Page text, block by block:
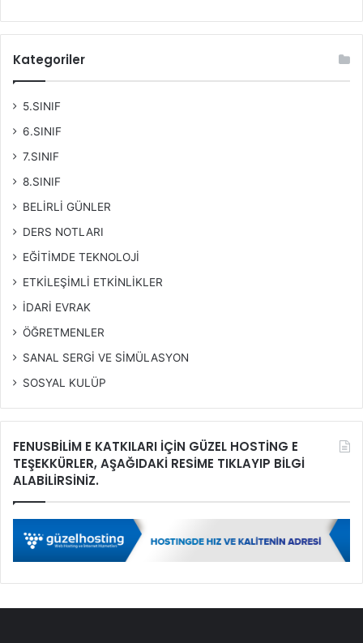
Kategoriler
5.SINIF
6.SINIF
7.SINIF
8.SINIF
BELİRLİ GÜNLER
DERS NOTLARI
EĞİTİMDE TEKNOLOJİ
ETKİLEŞİMLİ ETKİNLİKLER
İDARİ EVRAK
ÖĞRETMENLER
SANAL SERGİ VE SİMÜLASYON
SOSYAL KULÜP
FENUSBİLİM E KATKILARI İÇİN GÜZEL HOSTİNG E
TEŞEKKÜRLER, AŞAĞIDAKİ RESİME TIKLAYIP BİLGİ
ALABİLİRSİNİZ.